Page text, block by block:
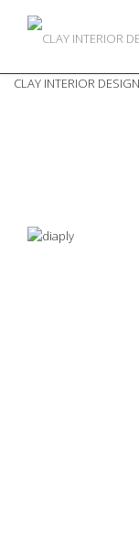
CLAY INTERIOR